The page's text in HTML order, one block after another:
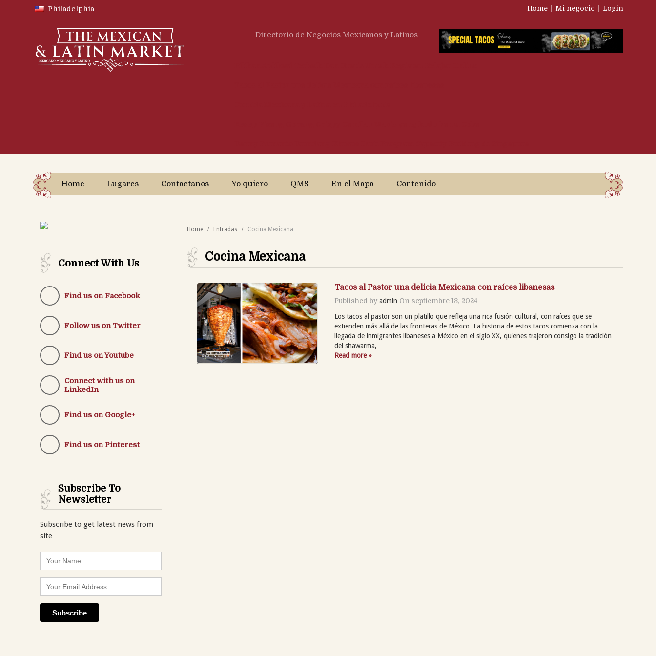
Philadelphia Home Mi negocio Login
Directorio de Negocios Mexicanos y Latinos
Home Lugares Contactanos Yo quiero QMS En el Mapa Contenido
Home Entradas Cocina Mexicana
Cocina Mexicana
Tacos al Pastor una delicia Mexicana con raíces libanesas
Published byadmin On septiembre 13, 2024
Los tacos al pastor son un platillo que refleja una rica fusión cultural, con raíces que se
extienden más allá de las fronteras de México. La historia de estos tacos comienza con la
llegada de inmigrantes libaneses a México en el siglo XX, quienes trajeron consigo la tradición
del shawarma,…
Read more »
Connect With Us
Find us on Facebook
Follow us on Twitter
Find us on Youtube
Connect with us on
LinkedIn
Find us on Google+
Find us on Pinterest
Subscribe To
Newsletter
Subscribe to get latest news from
site